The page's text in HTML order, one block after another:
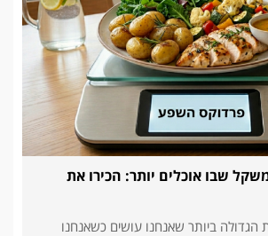
שבו אוכלים יותר: הכירו את
הגדולה ביותר שאנחנו עושים כשאנחנו